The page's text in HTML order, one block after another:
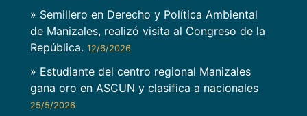
» Semillero en Derecho y Política Ambiental
de Manizales, realizó visita al Congreso de la
República. 12/6/2026
» Estudiante del centro regional Manizales
gana oro en ASCUN y clasifica a nacionales
25/5/2026